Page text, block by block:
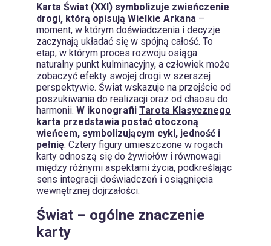
Karta Świat (XXI) symbolizuje zwieńczenie
drogi, którą opisują Wielkie Arkana –
moment, w którym doświadczenia i decyzje
zaczynają układać się w spójną całość. To
etap, w którym proces rozwoju osiąga
naturalny punkt kulminacyjny, a człowiek może
zobaczyć efekty swojej drogi w szerszej
perspektywie. Świat wskazuje na przejście od
poszukiwania do realizacji oraz od chaosu do
harmonii. W ikonografii Tarota Klasycznego
karta przedstawia postać otoczoną
wieńcem, symbolizującym cykl, jedność i
pełnię. Cztery figury umieszczone w rogach
karty odnoszą się do żywiołów i równowagi
między różnymi aspektami życia, podkreślając
sens integracji doświadczeń i osiągnięcia
wewnętrznej dojrzałości.
Świat – ogólne znaczenie
karty